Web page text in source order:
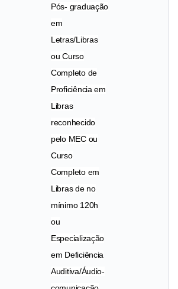
Pós- graduação
em
Letras/Libras
ou Curso
Completo de
Proficiência em
Libras
reconhecido
pelo MEC ou
Curso
Completo em
Libras de no
mínimo 120h
ou
Especialização
em Deficiência
Auditiva/Áudio-